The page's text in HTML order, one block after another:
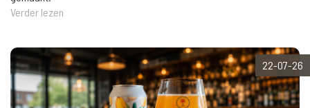
Verder lezen
22-07-26